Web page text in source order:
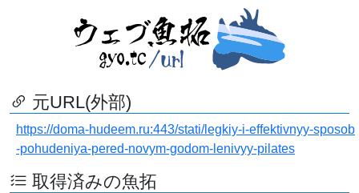
元URL(外部)
https://doma-hudeem.ru:443/stati/legkiy-i-effektivnyy-sposob
-pohudeniya-pered-novym-godom-lenivyy-pilates
取得済みの魚拓